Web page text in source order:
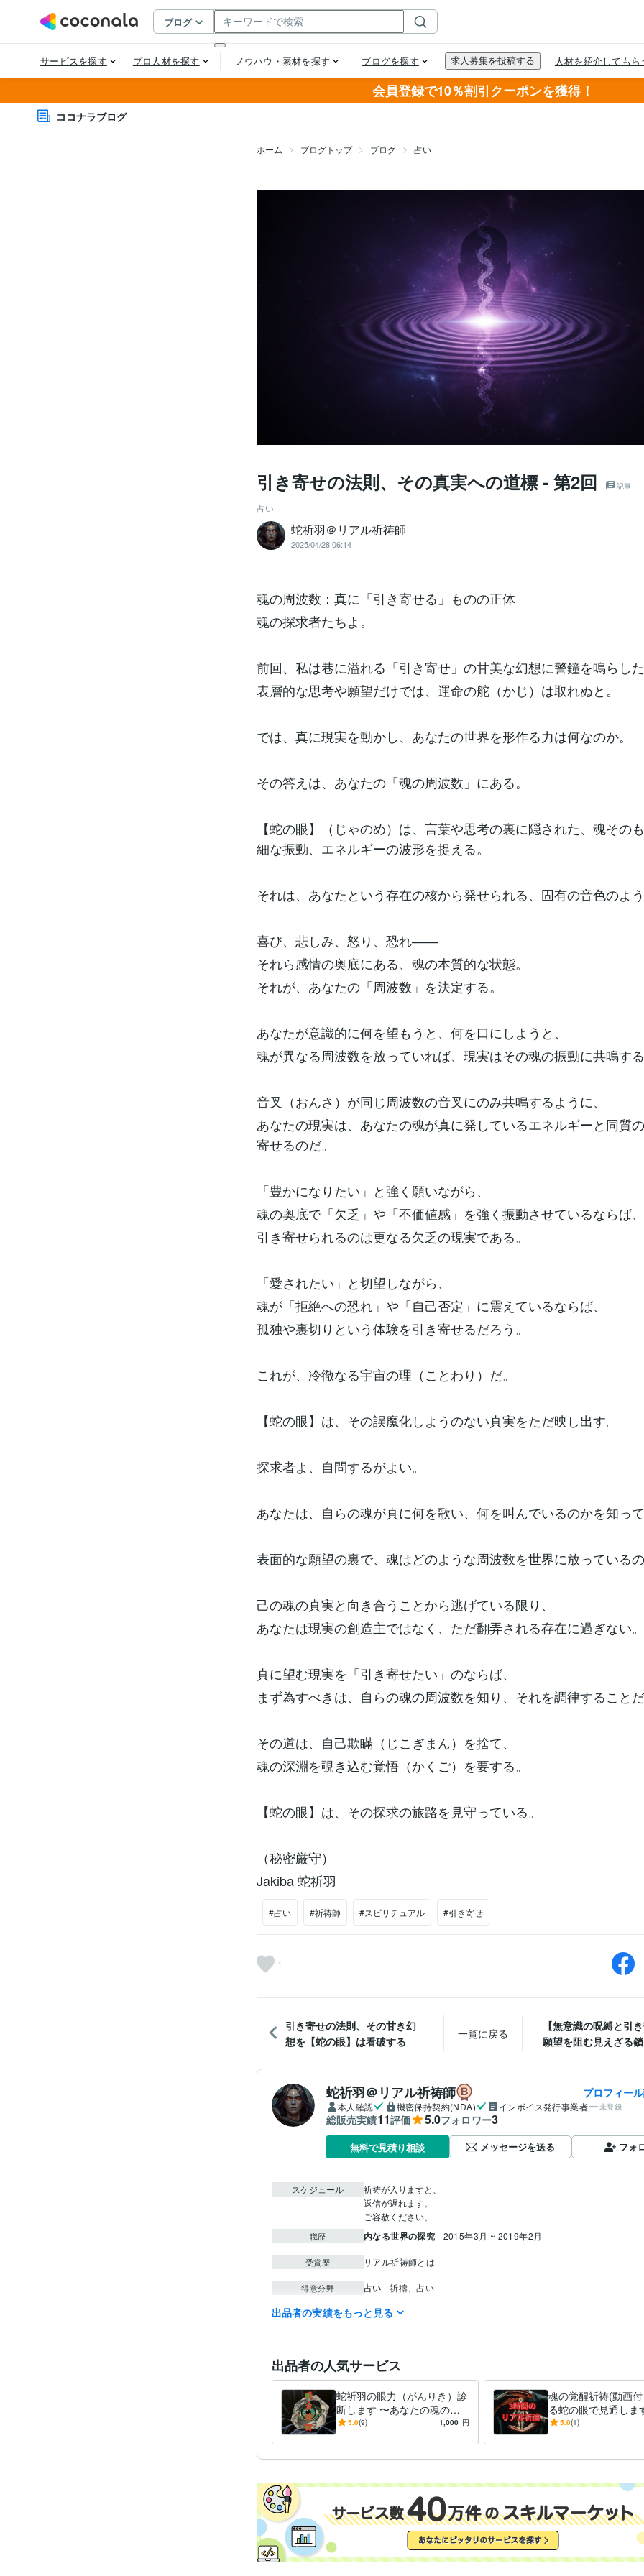
会員登録で10％割引クーポンを獲得！
ココナラブログ
ホーム ブログトップ ブログ 占い
引き寄せの法則、その真実への道標 - 第2回 記事
占い
蛇祈羽＠リアル祈祷師
2025/04/28 06:14
魂の周波数：真に「引き寄せる」ものの正体
魂の探求者たちよ。
前回、私は巷に溢れる「引き寄せ」の甘美な幻想に警鐘を鳴らした
表層的な思考や願望だけでは、運命の舵（かじ）は取れぬと。
では、真に現実を動かし、あなたの世界を形作る力は何なのか。
その答えは、あなたの「魂の周波数」にある。
【蛇の眼】（じゃのめ）は、言葉や思考の裏に隠された、魂その
細な振動、エネルギーの波形を捉える。
それは、あなたという存在の核から発せられる、固有の音色のよう
喜び、悲しみ、怒り、恐れ――
それら感情の奥底にある、魂の本質的な状態。
それが、あなたの「周波数」を決定する。
あなたが意識的に何を望もうと、何を口にしようと、
魂が異なる周波数を放っていれば、現実はその魂の振動に共鳴する
音叉（おんさ）が同じ周波数の音叉にのみ共鳴するように、
あなたの現実は、あなたの魂が真に発しているエネルギーと同質
寄せるのだ。
「豊かになりたい」と強く願いながら、
魂の奥底で「欠乏」や「不価値感」を強く振動させているならば、
引き寄せられるのは更なる欠乏の現実である。
「愛されたい」と切望しながら、
魂が「拒絶への恐れ」や「自己否定」に震えているならば、
孤独や裏切りという体験を引き寄せるだろう。
これが、冷徹なる宇宙の理（ことわり）だ。
【蛇の眼】は、その誤魔化しようのない真実をただ映し出す。
探求者よ、自問するがよい。
あなたは、自らの魂が真に何を歌い、何を叫んでいるのかを知っ
表面的な願望の裏で、魂はどのような周波数を世界に放っている
己の魂の真実と向き合うことから逃げている限り、
あなたは現実の創造主ではなく、ただ翻弄される存在に過ぎない。
真に望む現実を「引き寄せたい」のならば、
まず為すべきは、自らの魂の周波数を知り、それを調律することだ
その道は、自己欺瞞（じこぎまん）を捨て、
魂の深淵を覗き込む覚悟（かくご）を要する。
【蛇の眼】は、その探求の旅路を見守っている。
（秘密厳守）
Jakiba 蛇祈羽
#占い #祈祷師 #スピリチュアル #引き寄せ
1
引き寄せの法則、その甘き幻
想を【蛇の眼】は看破する
一覧に戻る
【無意識の呪縛と引
願望を阻む見えざる鎖
蛇祈羽＠リアル祈祷師 プロフィー
本人確認 機密保持契約(NDA) インボイス発行事業者 未登録
総販売実績11評価 5.0フォロワー3
無料で見積り相談 メッセージを送る フォ
スケジュール
祈祷が入りますと、
返信が遅れます。
ご容赦ください。
職歴 内なる世界の探究 2015年3月 ~ 2019年2月
受賞歴 リアル祈祷師とは
得意分野 占い 祈禱、占い
語学力 中国語 日常会話レベル
英語 日常会話レベル
出品者の実績をもっと見る
出品者の人気サービス
蛇祈羽の眼力（がんりき）診
断します 〜あなたの魂の現
在地、一目で看破します〜
5.0(9) 1,000 円
魂の覚醒祈祷(動画
る蛇の眼で見通しま
のリアル祈祷であな
5.0(1)